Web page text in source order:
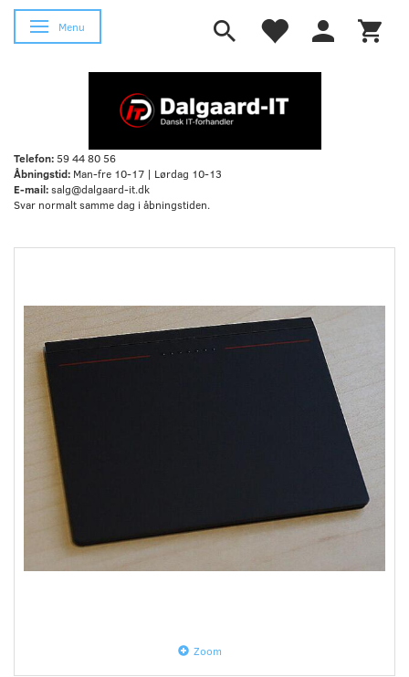
Skifte navigation
Menu
Telefon:59 44 80 56
Åbningstid: Man-fre 10-17 | Lørdag 10-13
E-mail:salg@dalgaard-it.dk
Svar normalt samme dag i åbningstiden.
Zoom